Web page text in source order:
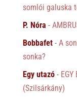
somlói galuska
P. Nóra -
Bobbafet- A
sonka?
Egy utazó-
(Szilsárkány)